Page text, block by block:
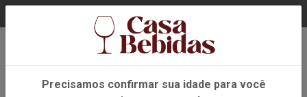
Precisamos confirmar sua idade para você